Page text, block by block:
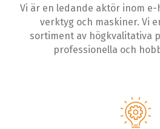
Vi är en ledande aktör inom
verktyg och maskiner. Vi
sortiment av högkvalitativa
professionella och